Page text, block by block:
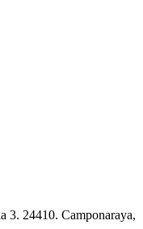
3. 24410. Camponaraya,